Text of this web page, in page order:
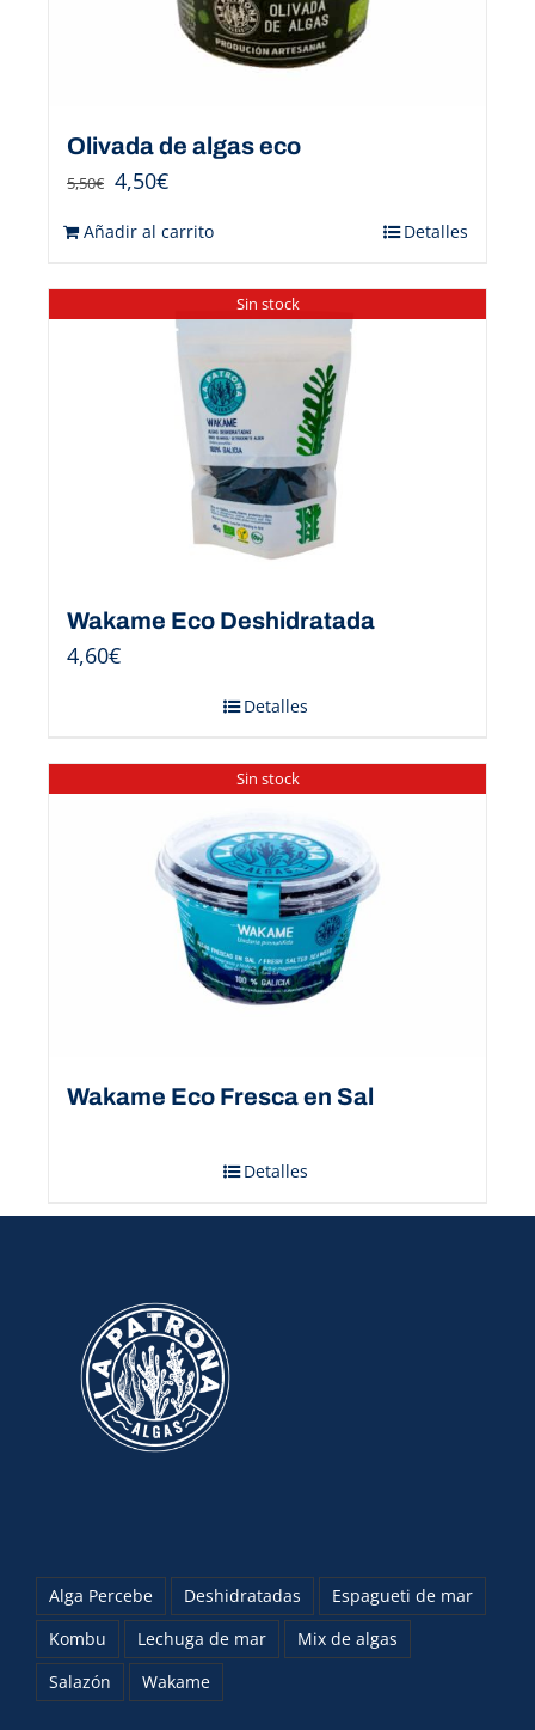
Olivada de algas eco
5,50€ 4,50€
Añadir al carrito Detalles
Sin stock
Wakame Eco Deshidratada
4,60€
Detalles
Sin stock
Wakame Eco Fresca en Sal
Detalles
Alga Percebe Deshidratadas
Espagueti de mar
Kombu
Lechuga de mar
Mix de algas
Salazón
Wakame